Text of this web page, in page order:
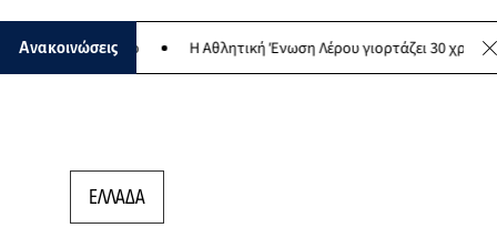
Ανακοινώσεις
σκοπό Η Αθλητική Ένωση Λέρου γιορτάζει 30 χρόνια
ΕΛΛΑΔΑ